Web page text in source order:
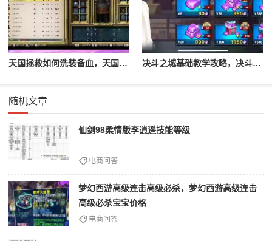
天国拯救如何洗装备血，天国拯救怎么洗衣服 决斗之城基础教学攻略，决斗之城教学攻略2111
随机文章
仙剑98柔情版李逍遥技能等级
电商问答
梦幻西游高级连击高级必杀，梦幻西游高级连击
高级必杀宝宝价格
电商问答